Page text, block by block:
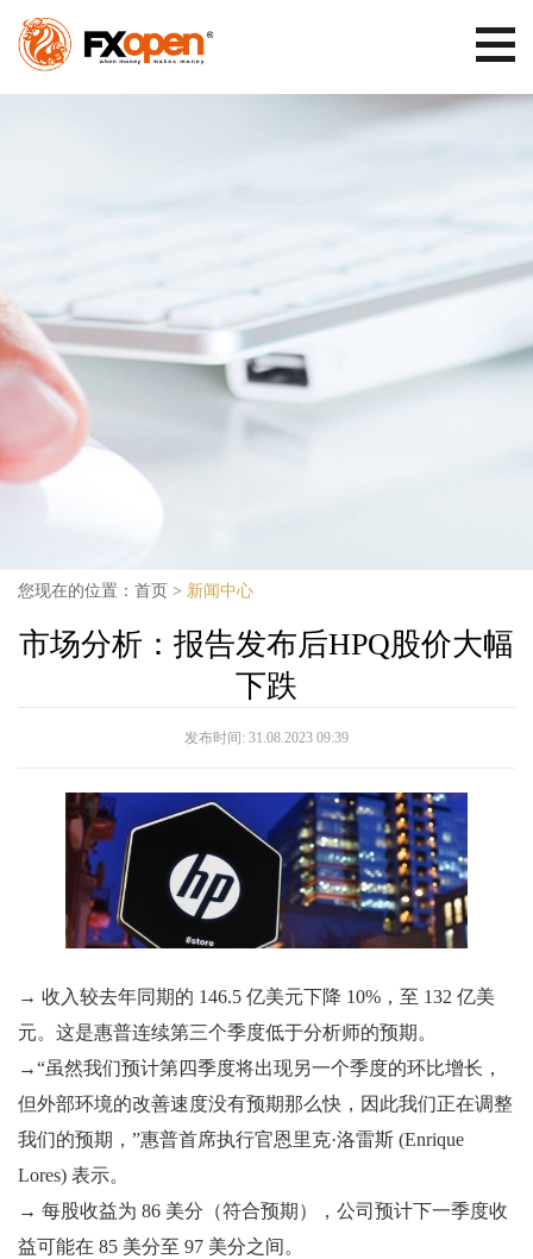
您现在的位置： 首页 > 新闻中心
市场分析：报告发布后HPQ股价大幅
下跌
发布时间: 31.08.2023 09:39
→ 收入较去年同期的 146.5 亿美元下降 10%，至 132 亿美
元。这是惠普连续第三个季度低于分析师的预期。
→“虽然我们预计第四季度将出现另一个季度的环比增长，
但外部环境的改善速度没有预期那么快，因此我们正在调整
我们的预期，”惠普首席执行官恩里克·洛雷斯 (Enrique
Lores) 表示。
→ 每股收益为 86 美分（符合预期），公司预计下一季度收
益可能在 85 美分至 97 美分之间。